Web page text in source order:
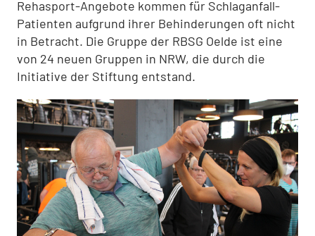
Rehasport-Angebote kommen für Schlaganfall-
Patienten aufgrund ihrer Behinderungen oft nicht
in Betracht. Die Gruppe der RBSG Oelde ist eine
von 24 neuen Gruppen in NRW, die durch die
Initiative der Stiftung entstand.